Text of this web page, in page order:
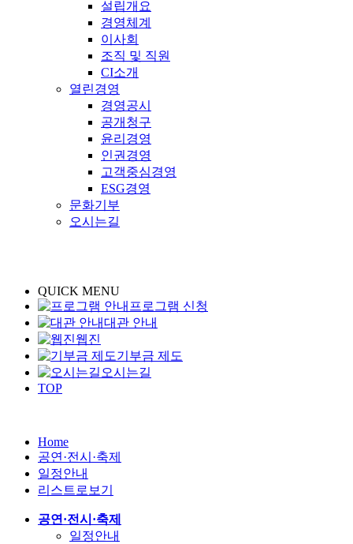
설립개요
경영체계
이사회
조직 및 직원
CI소개
열린경영
경영공시
공개청구
윤리경영
인권경영
고객중심경영
ESG경영
문화기부
오시는길
QUICK MENU
프로그램 신청
대관 안내
웹진
기부금 제도
오시는길
TOP
Home
공연·전시·축제
일정안내
리스트로보기
공연·전시·축제
일정안내